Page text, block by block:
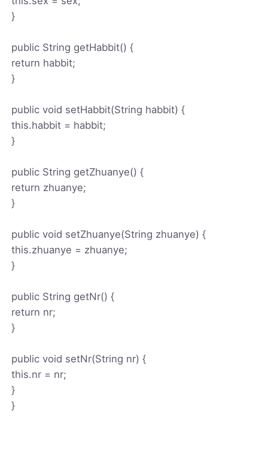
}
public String getHabbit() {
return habbit;
}
public void setHabbit(String habbit) {
this.habbit = habbit;
}
public String getZhuanye() {
return zhuanye;
}
public void setZhuanye(String zhuanye) {
this.zhuanye = zhuanye;
}
public String getNr() {
return nr;
}
public void setNr(String nr) {
this.nr = nr;
}
}